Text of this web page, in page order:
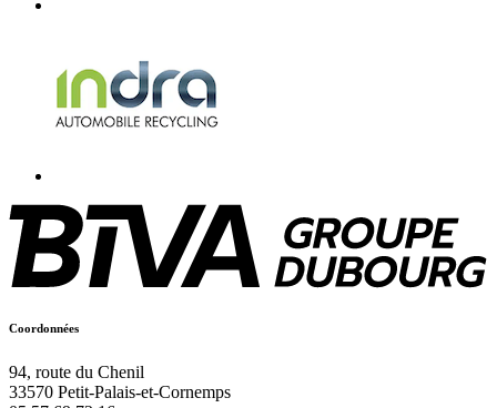
Coordonnées
94, route du Chenil
33570 Petit-Palais-et-Cornemps